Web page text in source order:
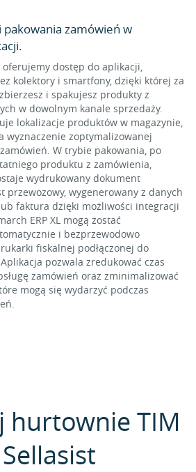
pakowania zamówień w
dostęp do aplikacji,
kolektory i smartfony, dzięki której za
i spakujesz produkty z
w dowolnym kanale sprzedaży.
lokalizacje produktów w magazynie,
wyznaczenie zoptymalizowanej
W trybie pakowania, po
produktu z zamówienia,
wydrukowany dokument
przewozowy, wygenerowany z danych
faktura dzięki możliwości integracji
ERP XL mogą zostać
i bezprzewodowo
fiskalnej podłączonej do
Aplikacja pozwala zredukować czas
zamówień oraz zminimalizować
mogą się wydarzyć podczas
hurtownie TIM